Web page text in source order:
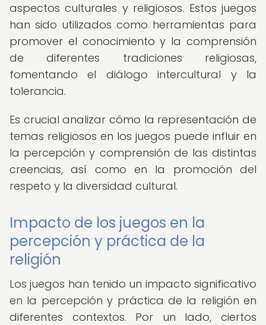
aspectos culturales y religiosos. Estos juegos
han sido utilizados como herramientas para
promover el conocimiento y la comprensión
de diferentes tradiciones religiosas,
fomentando el diálogo intercultural y la
tolerancia.
Es crucial analizar cómo la representación de
temas religiosos en los juegos puede influir en
la percepción y comprensión de las distintas
creencias, así como en la promoción del
respeto y la diversidad cultural.
Impacto de los juegos en la
percepción y práctica de la
religión
Los juegos han tenido un impacto significativo
en la percepción y práctica de la religión en
diferentes contextos. Por un lado, ciertos